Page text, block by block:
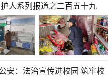
人系列报道之二百五十九
安：法治宣传进校园 筑牢校